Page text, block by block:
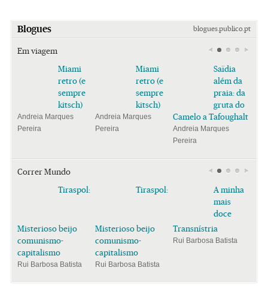
Blogues blogues.publico.pt
Em viagem
Miami
retro (e
sempre
kitsch)
Andreia Marques
Pereira
Miami
retro (e
sempre
kitsch)
Andreia Marques
Pereira
Saïdia
além da
praia: da
gruta do
Camelo a Tafoughalt
Andreia Marques
Pereira
Correr Mundo
Tiraspol:
Misterioso beijo
comunismo-
capitalismo
Rui Barbosa Batista
Tiraspol:
Misterioso beijo
comunismo-
capitalismo
Rui Barbosa Batista
A minha
mais
doce
Transnístria
Rui Barbosa Batista